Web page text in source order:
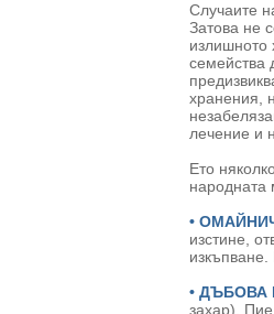
Случаите
Затова не
излишното
семейства
хранения,
лечение и
Ето
народната
•
изстине,
• ДЪБОВА
захар).